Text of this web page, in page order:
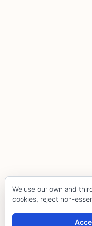
Hola,
We use our own and
cookies, reject non-